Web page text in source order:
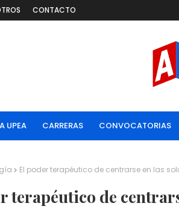
CONTACTO
UPEA CARRERAS CONVOCATORIAS
El poder terapéutico de centrarse en las
terapéutico de